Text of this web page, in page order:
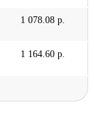
1 078.08 р.
1 164.60 р.